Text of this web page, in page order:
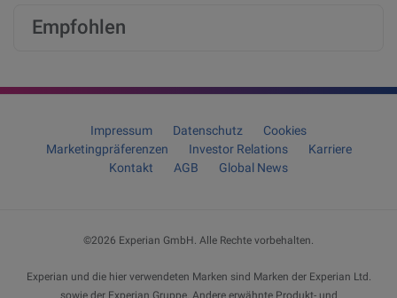
Empfohlen
Impressum Datenschutz
Cookies
Marketingpräferenzen
Investor Relations
Karriere
Kontakt
AGB Global News
©2026 Experian GmbH . Alle Rechte vorbehalten.
Experian und die hier verwendeten Marken sind Marken der Experian Ltd.
sowie der Experian Gruppe. Andere erwähnte Produkt- und